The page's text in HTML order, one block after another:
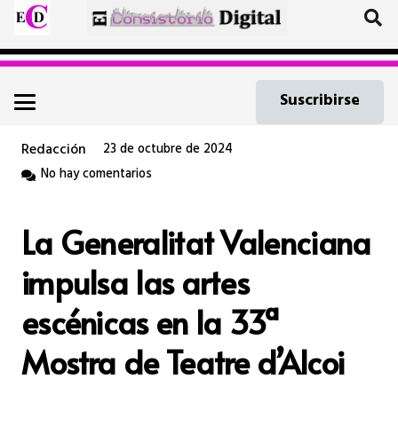
Suscribirse
Redacción
23 de octubre de 2024
No hay comentarios
La Generalitat Valenciana
impulsa las artes
escénicas en la 33ª
Mostra de Teatre d’Alcoi